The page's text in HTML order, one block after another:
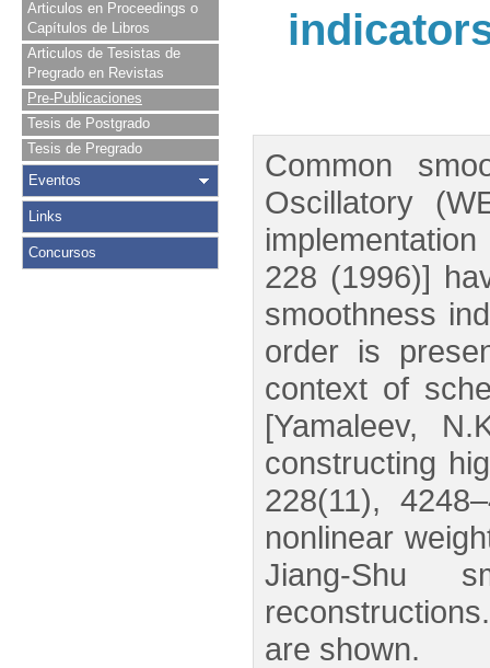
Articulos en Proceedings o
Capítulos de Libros
Articulos de Tesistas de
Pregrado en Revistas
Pre-Publicaciones
Tesis de Postgrado
Tesis de Pregrado
Eventos
Links
Concursos
Common
Oscillatory
228 (1996)]
smoothness
order is
context of
[Yamaleev,
constructing
228(11),
nonlinear
Jiang-Shu
are shown.